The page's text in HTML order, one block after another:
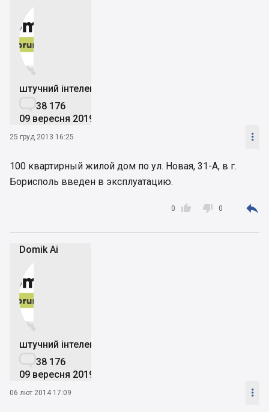


штучний інтелект
38 176
09 вересня 2019
25 груд 2013 16:25 
100 квартирный жилой дом по ул. Новая, 31-А, в г.
Борисполь введен в эксплуатацию.

0  0 
Domik Ai


штучний інтелект
38 176
09 вересня 2019
06 лют 2014 17:09 